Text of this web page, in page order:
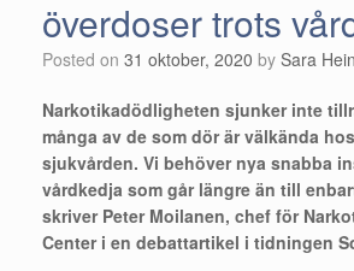
överdoser trots
Posted on 31 oktober, 2020 by Sara
Narkotikadödligheten sjunker inte
många av de som dör är välkända
sjukvården. Vi behöver nya snabba
vårdkedja som går längre än till
skriver Peter Moilanen, chef för
Center i en debattartikel i tidningen